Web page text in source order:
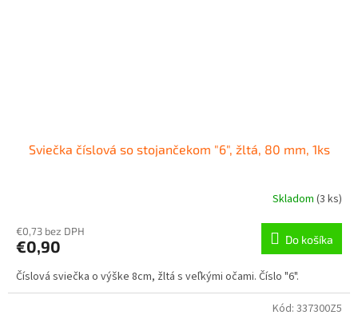
Sviečka číslová so stojančekom "6", žltá, 80 mm, 1ks
Skladom (3 ks)
€0,73 bez DPH
€0,90 Do košíka
Číslová sviečka o výške 8cm, žltá s veľkými očami. Číslo "6".
Kód: 337300Z5